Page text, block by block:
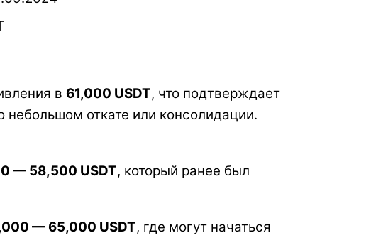
в 61,000 USDT, что подтверждает
небольшом откате или консолидации.
— 58,500 USDT, который ранее был
— 65,000 USDT, где могут начаться